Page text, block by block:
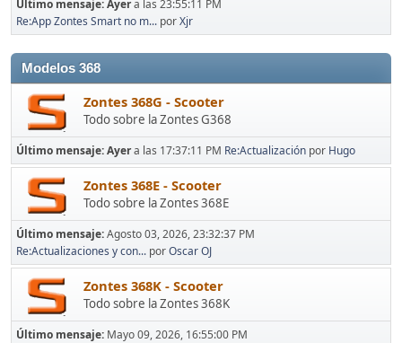
Último mensaje:Ayera las 23:55:11 PM
Re:App Zontes Smart no m... porXjr
Modelos 368
Zontes 368G - Scooter
Todo sobre la Zontes G368
Último mensaje:Ayera las 17:37:11 PM Re:Actualización por Hugo
Zontes 368E - Scooter
Todo sobre la Zontes 368E
Último mensaje:Agosto 03, 2026, 23:32:37 PM
Re:Actualizaciones y con... porOscar OJ
Zontes 368K - Scooter
Todo sobre la Zontes 368K
Último mensaje: Mayo 09, 2026, 16:55:00 PM